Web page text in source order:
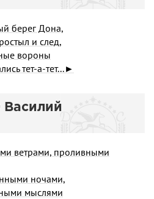
берег Дона,
и след,
вороны
тет-а-тет...►
ветрами, проливными
ночами,
мыслями